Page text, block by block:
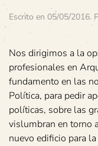
Escrito en 05/05/2016.
Nos dirigimos a la
profesionales en
fundamento en las
Política, para pedir
políticas, sobre las
vislumbran en torno
nuevo edificio para